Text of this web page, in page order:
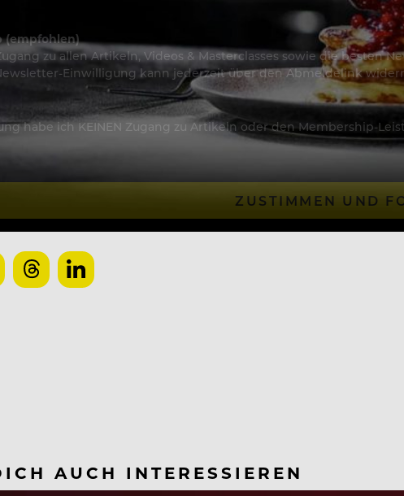
(empfohlen)
zu allen Artikeln, Videos & Masterclasses sowie die besten
Einwilligung kann jederzeit über den Abmeldelink
habe ich KEINEN Zugang zu Artikeln oder den Membership-
ZUSTIMMEN UND
AUCH INTERESSIEREN